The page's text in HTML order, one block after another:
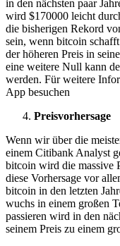
in den nächsten paar
wird $170000 leicht
die bisherigen Rekord
sein, wenn bitcoin
der höheren Preis in
eine weitere Null kann
werden. Für weitere
App besuchen
Preisvorhersage
Wenn wir über die
einem Citibank Analyst
bitcoin wird die massive
diese Vorhersage vor
bitcoin in den letzten
wuchs in einem großen
passieren wird in den
seinem Preis zu einem